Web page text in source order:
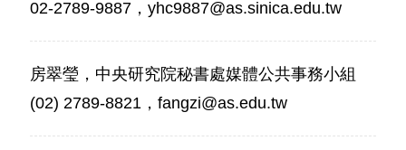
02-2789-9887，yhc9887@as.sinica.edu.tw
房翠瑩，中央研究院秘書處媒體公共事務小組
(02) 2789-8821，fangzi@as.edu.tw